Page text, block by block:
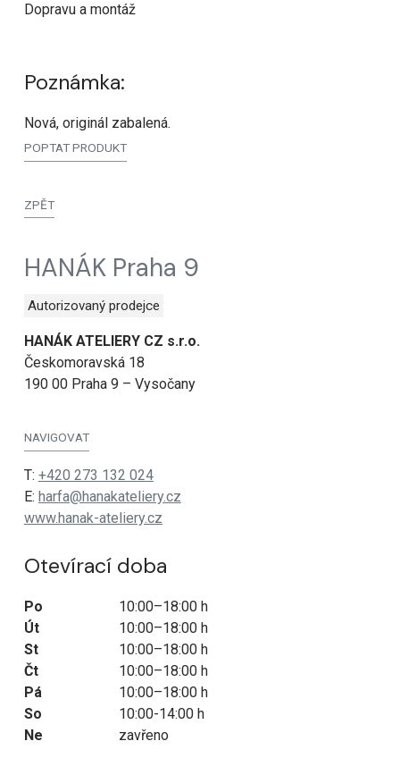
Dopravu a montáž
Poznámka:
Nová, originál zabalená.
POPTAT PRODUKT
ZPĚT
HANÁK Praha 9
Autorizovaný prodejce
HANÁK ATELIERY CZ s.r.o.
Českomoravská 18
190 00 Praha 9 – Vysočany
NAVIGOVAT
T: +420 273 132 024
E: harfa@hanakateliery.cz
www.hanak-ateliery.cz
Otevírací doba
Po
10:00–18:00 h
Út
10:00–18:00 h
St
10:00–18:00 h
Čt
10:00–18:00 h
Pá
10:00–18:00 h
So
10:00-14:00 h
Ne
zavřeno